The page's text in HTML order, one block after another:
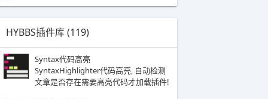
HYBBS插件库 (119)
Syntax代码高亮
SyntaxHighlighter代码高亮, 自动检测
文章是否存在需要高亮代码才加载插件!